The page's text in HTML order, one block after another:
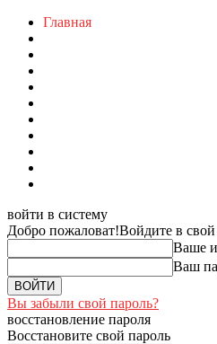
Главная
войти в систему
Добро пожаловат!Войдите в свой
Ваше
Ваш
Вы забыли свой пароль?
восстановление пароля
Восстановите свой пароль